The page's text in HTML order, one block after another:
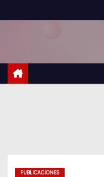
a
r
PUBLICACIONES